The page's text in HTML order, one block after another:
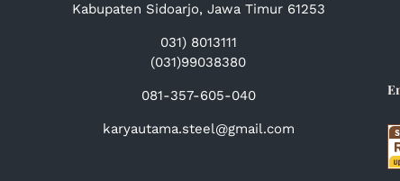
Kabupaten Sidoarjo, Jawa Timur 61253
031) 8013111
(031)99038380
081-357-605-040
karyautama.steel@gmail.com